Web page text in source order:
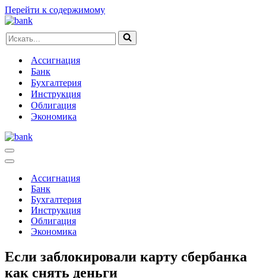
Перейти к содержимому
Искать...
Ассигнация
Банк
Бухгалтерия
Инструкция
Облигация
Экономика
Меню
навигации
Меню
навигацииАссигнация
Банк
Бухгалтерия
Инструкция
Облигация
Экономика
Если заблокировали карту сбербанка
как снять деньги